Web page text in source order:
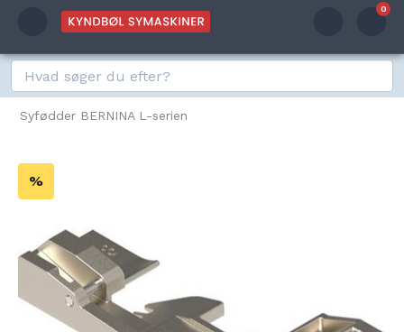
0
Syfødder BERNINA L-serien
%